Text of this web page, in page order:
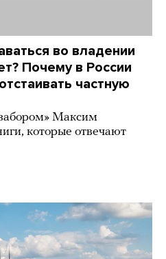
во владении
Почему в России
частную
Максим
которые отвечают